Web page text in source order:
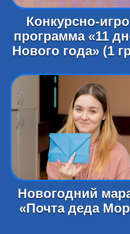
Конкурсно-
программа «11
Нового года» (1
Новогодний
«Почта деда